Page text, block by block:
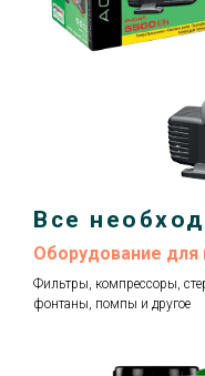
Все
Оборудование для
Фильтры, компрессоры,
фонтаны, помпы и другое